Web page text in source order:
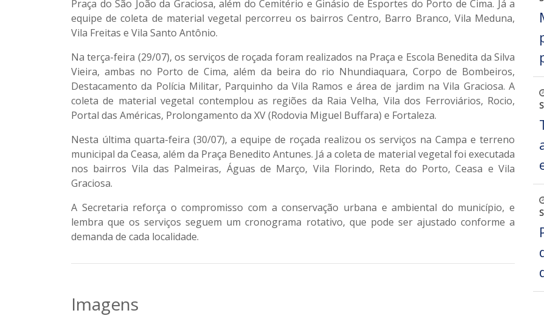
Praça do São João da Graciosa, além do Cemitério e Ginásio de Esportes do Porto de Cima. Já a
equipe de coleta de material vegetal percorreu os bairros Centro, Barro Branco, Vila Meduna,
Vila Freitas e Vila Santo Antônio.
Na terça-feira (29/07), os serviços de roçada foram realizados na Praça e Escola Benedita da Silva
Vieira, ambas no Porto de Cima, além da beira do rio Nhundiaquara, Corpo de Bombeiros,
Destacamento da Polícia Militar, Parquinho da Vila Ramos e área de jardim na Vila Graciosa. A
coleta de material vegetal contemplou as regiões da Raia Velha, Vila dos Ferroviários, Rocio,
Portal das Américas, Prolongamento da XV (Rodovia Miguel Buffara) e Fortaleza.
Nesta última quarta-feira (30/07), a equipe de roçada realizou os serviços na Campa e terreno
municipal da Ceasa, além da Praça Benedito Antunes. Já a coleta de material vegetal foi executada
nos bairros Vila das Palmeiras, Águas de Março, Vila Florindo, Reta do Porto, Ceasa e Vila
Graciosa.
A Secretaria reforça o compromisso com a conservação urbana e ambiental do município, e
lembra que os serviços seguem um cronograma rotativo, que pode ser ajustado conforme a
demanda de cada localidade.
Imagens